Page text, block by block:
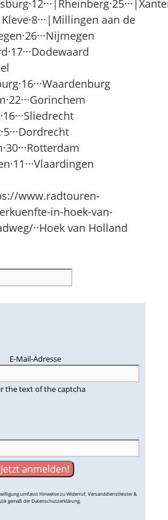
aan de
www.radtouren-
in-hoek-van-
··Hoek van Holland
E-Mail-Adresse
the text of the captcha
umfasst Hinweise zu Widerruf, Versanddienstleister &
gemäß der Datenschutzerklärung.